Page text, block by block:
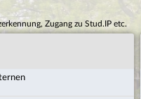
Zugang zu Stud.IP etc.